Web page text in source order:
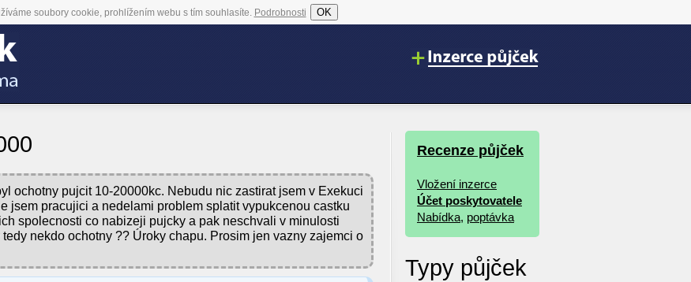
soubory cookie, prohlížením webu s tím souhlasíte. Podrobnosti OK
ochotny pujcit 10-20000kc. Nebudu nic zastirat jsem v Exekuci
jsem pracujici a nedelami problem splatit vypukcenou castku
spolecnosti co nabizeji pujcky a pak neschvali v minulosti
nekdo ochotny ?? Úroky chapu. Prosim jen vazny zajemci o
Recenze půjček
Vložení inzerce
Účet poskytovatele
Nabídka, poptávka
Typy půjček